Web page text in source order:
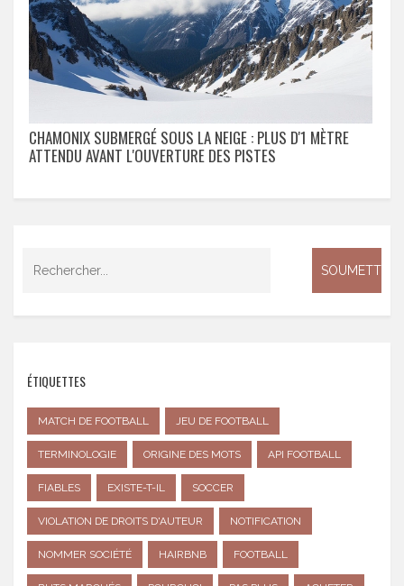
CHAMONIX SUBMERGÉ SOUS LA NEIGE : PLUS D'1 MÈTRE
ATTENDU AVANT L'OUVERTURE DES PISTES
ÉTIQUETTES
MATCH DE FOOTBALL JEU DE FOOTBALL
TERMINOLOGIE ORIGINE DES MOTS API FOOTBALL
FIABLES EXISTE-T-IL SOCCER
VIOLATION DE DROITS D'AUTEUR NOTIFICATION
NOMMER SOCIÉTÉ HAIRBNB FOOTBALL